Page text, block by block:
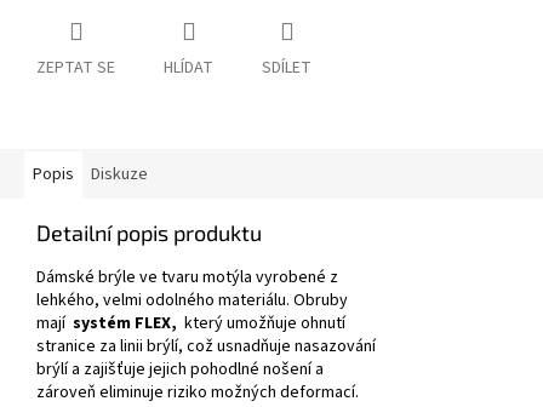
ZEPTAT SE HLÍDAT SDÍLET
Popis Diskuze
Detailní popis produktu
Dámské brýle ve tvaru motýla vyrobené z
lehkého, velmi odolného materiálu. Obruby
mají systém FLEX, který umožňuje ohnutí
stranice za linii brýlí, což usnadňuje nasazování
brýlí a zajišťuje jejich pohodlné nošení a
zároveň eliminuje riziko možných deformací.